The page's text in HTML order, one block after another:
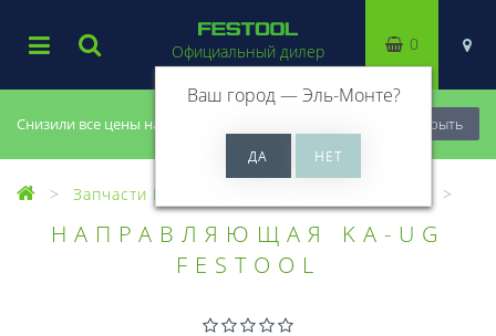
Снизили все цены на 20%, успей купить! Закрыть
Официальный дилер
Ваш город —Эль-Монте?
0
Запчасти Festool
НАПРАВЛЯЮЩАЯ KA-UG
FESTOOL